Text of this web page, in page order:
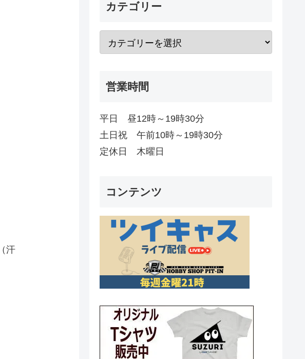
汗
カテゴリー
営業時間
平日 昼12時～19時30分
土日祝 午前10時～19時30分
定休日 木曜日
コンテンツ